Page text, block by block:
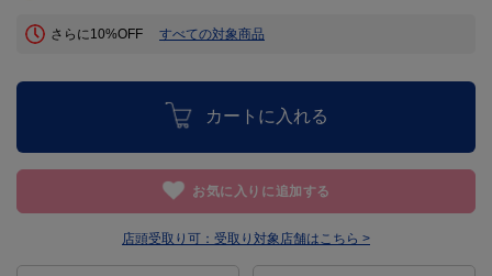
さらに10%OFF すべての対象商品
カートに入れる
お気に入りに追加する
店頭受取り可： 受取り対象店舗はこちら >